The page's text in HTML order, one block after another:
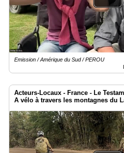
Emission / Amérique du Sud / PEROU
Acteurs-Locaux - France - Le
A vélo à travers les montagnes du